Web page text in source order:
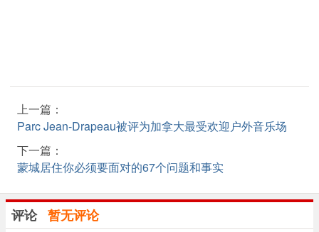
上一篇：
Parc Jean-Drapeau被评为加拿大最受欢迎户外音乐场
下一篇：
蒙城居住你必须要面对的67个问题和事实
评论 暂无评论